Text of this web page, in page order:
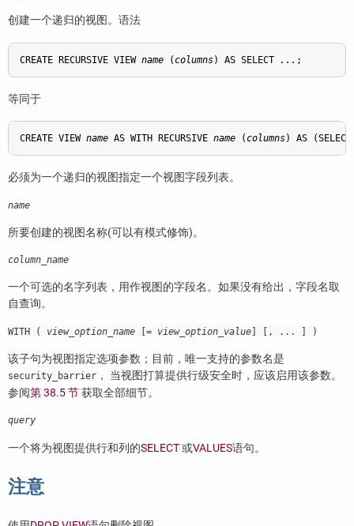
创建一个递归的视图。语法
CREATE RECURSIVE VIEW name ( columns) AS SELECT ... ;
等同于
CREATE VIEW name AS WITH RECURSIVE name ( columns) AS
必须为一个递归的视图指定一个视图字段列表。
name
所要创建的视图名称(可以有模式修饰)。
column_name
一个可选的名字列表，用作视图的字段名。如果没有给出，字段名取
自查询。
WITH ( view_option_name [= view_option_value] [, ... ] )
该子句为视图指定选项参数；目前，唯一支持的参数名是
security_barrier ， 当视图打算提供行级安全时，应该启用该参数。
参阅第 38.5 节获取全部细节。
query
一个将为视图提供行和列的SELECT或VALUES语句。
注意